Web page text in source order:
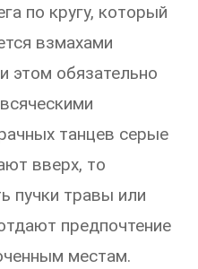
по кругу, который
взмахами
этом обязательно
танцев серые
вверх, то
пучки травы или
предпочтение
местам.